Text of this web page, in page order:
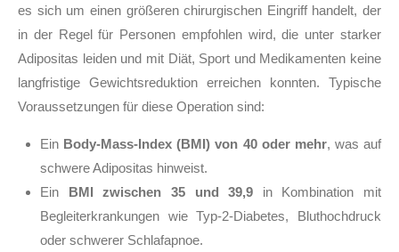
es sich um einen größeren chirurgischen Eingriff handelt, der
in der Regel für Personen empfohlen wird, die unter starker
Adipositas leiden und mit Diät, Sport und Medikamenten keine
langfristige Gewichtsreduktion erreichen konnten. Typische
Voraussetzungen für diese Operation sind:
Ein Body-Mass-Index (BMI) von 40 oder mehr, was auf
schwere Adipositas hinweist.
Ein BMI zwischen 35 und 39,9 in Kombination mit
Begleiterkrankungen wie Typ-2-Diabetes, Bluthochdruck
oder schwerer Schlafapnoe.